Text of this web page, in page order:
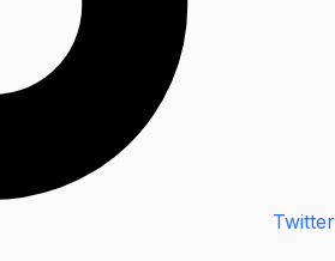
Twitter